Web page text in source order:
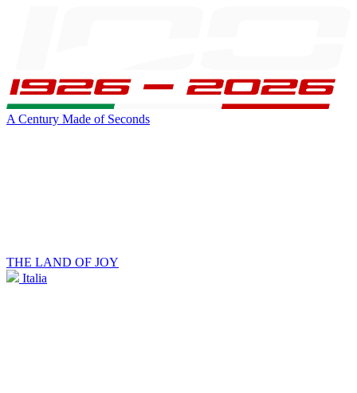
A Century Made of Seconds
THE LAND OF JOY
Italia